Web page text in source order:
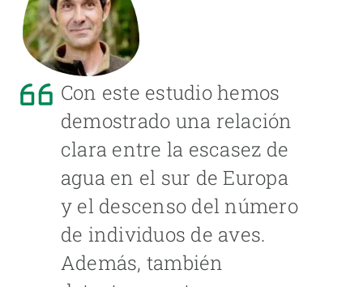
Con este estudio hemos
demostrado una relación
clara entre la escasez de
agua en el sur de Europa
y el descenso del número
de individuos de aves.
Además, también